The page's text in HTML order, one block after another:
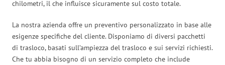
chilometri, il che influisce sicuramente sul costo totale.
La nostra azienda offre un preventivo personalizzato in base alle
esigenze specifiche del cliente. Disponiamo di diversi pacchetti
di trasloco, basati sull’ampiezza del trasloco e sui servizi richiesti.
Che tu abbia bisogno di un servizio completo che include